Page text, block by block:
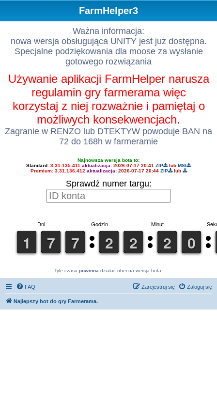
FarmHelper3
Ważna informacja:
nowa wersja obsługująca UNITY jest już dostępna.
Specjalne podziękowania dla moose za wysłanie
gotowego rozwiązania
Używanie aplikacji FarmHelper narusza
regulamin gry farmerama więc
korzystaj z niej rozważnie i pamiętaj o
możliwych konsekwencjach.
Zagranie w RENZO lub DTEKTYW powoduje BAN na
72 do 168h w farmeramie
Najnowsza wersja bota to:
Standard: 3.31.135.411 aktualizacja: 2026-07-17 20:41 ZIP lub MSI
Premium: 3.31.136.412 aktualizacja: 2026-07-17 20:44 ZIP lub
Sprawdź numer targu:
Tyle czasu powinna działać obecna wersja bota.
FAQ Zaloguj się
Zarejestruj się
Najlepszy bot do gry Farmerama.